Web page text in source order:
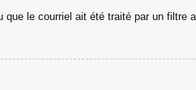
le courriel ait été traité par un